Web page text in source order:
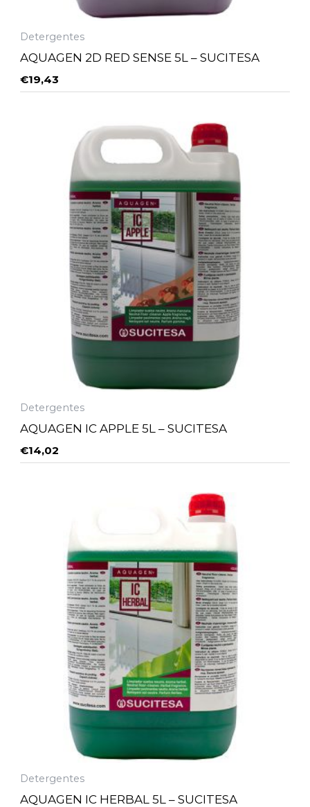
Detergentes
AQUAGEN 2D RED SENSE 5L – SUCITESA
€19,43
Detergentes
AQUAGEN IC APPLE 5L – SUCITESA
€14,02
Detergentes
AQUAGEN IC HERBAL 5L – SUCITESA